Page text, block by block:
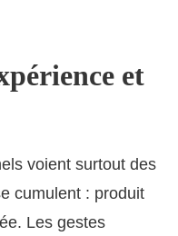
et
voient surtout des
cumulent : produit
Les gestes